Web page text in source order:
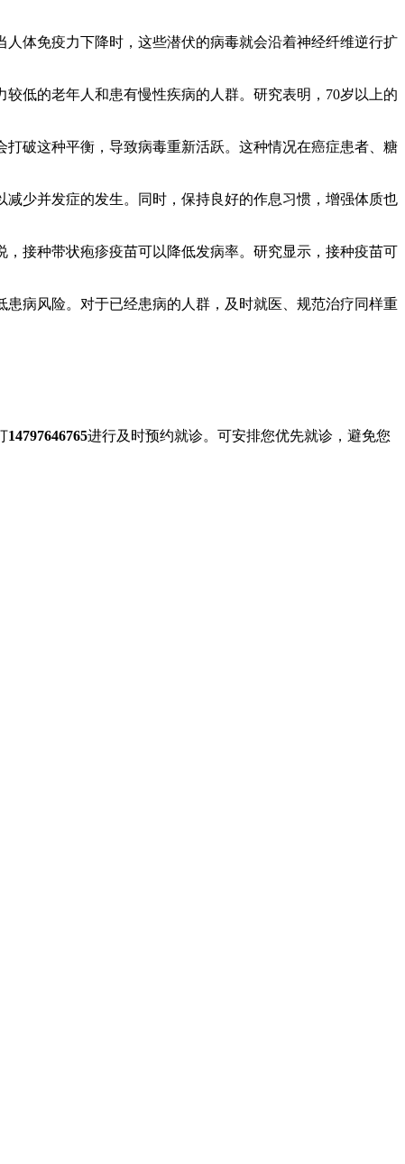
体免疫力下降时，这些潜伏的病毒就会沿着神经纤维逆行扩
低的老年人和患有慢性疾病的人群。研究表明，70岁以上的
破这种平衡，导致病毒重新活跃。这种情况在癌症患者、糖
少并发症的发生。同时，保持良好的作息习惯，增强体质也
接种带状疱疹疫苗可以降低发病率。研究显示，接种疫苗可
病风险。对于已经患病的人群，及时就医、规范治疗同样重
14797646765进行及时预约就诊。可安排您优先就诊，避免您